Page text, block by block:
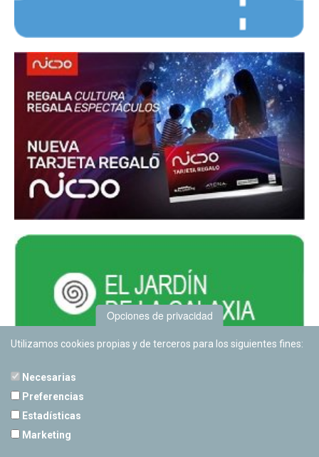
Opciones de privacidad
Utilizamos cookies propias y de terceros para los siguientes fines:
Necesarias
Preferencias
Estadísticas
Marketing